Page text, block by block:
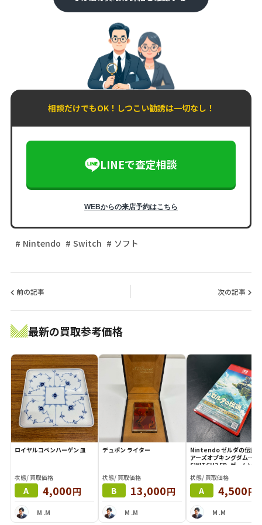
相談だけでもOK！しつこい勧誘は一切なし！
LINEで査定相談
WEBからの来店予約はこちら
Nintendo Switch ソフト
前の記事 次の記事
最新の買取参考価格
ロイヤルコペンハーゲン 皿
状態/ 買取価格
A 4,000円
M .M
デュポン ライター
状態/ 買取価格
B 13,000円
M .M
Nintendo ゼルダの伝説
アーズオブキングダム
SWITCH2 ED. ゲームソ
状態/ 買取価格
A 4,500円
M .M